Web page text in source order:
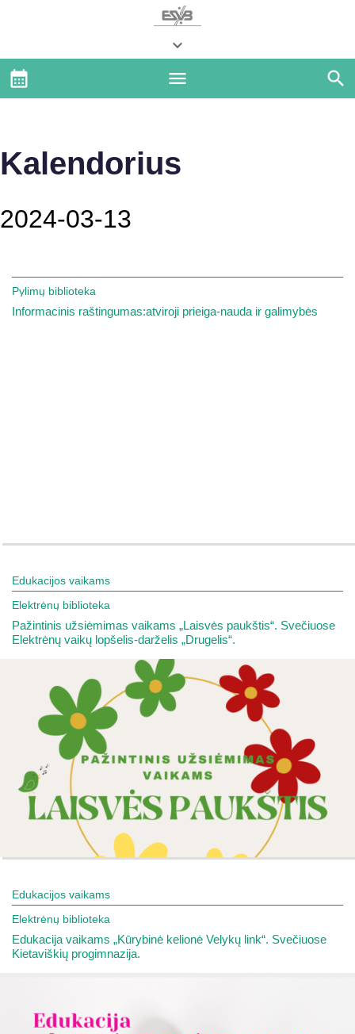
Kalendorius
2024-03-13
Pylimų biblioteka
Informacinis raštingumas:atviroji prieiga-nauda ir galimybės
Edukacijos vaikams
Elektrėnų biblioteka
Pažintinis užsiėmimas vaikams „Laisvės paukštis“. Svečiuose
Elektrėnų vaikų lopšelis-darželis „Drugelis“.
Edukacijos vaikams
Elektrėnų biblioteka
Edukacija vaikams „Kūrybinė kelionė Velykų link“. Svečiuose
Kietaviškių progimnazija.